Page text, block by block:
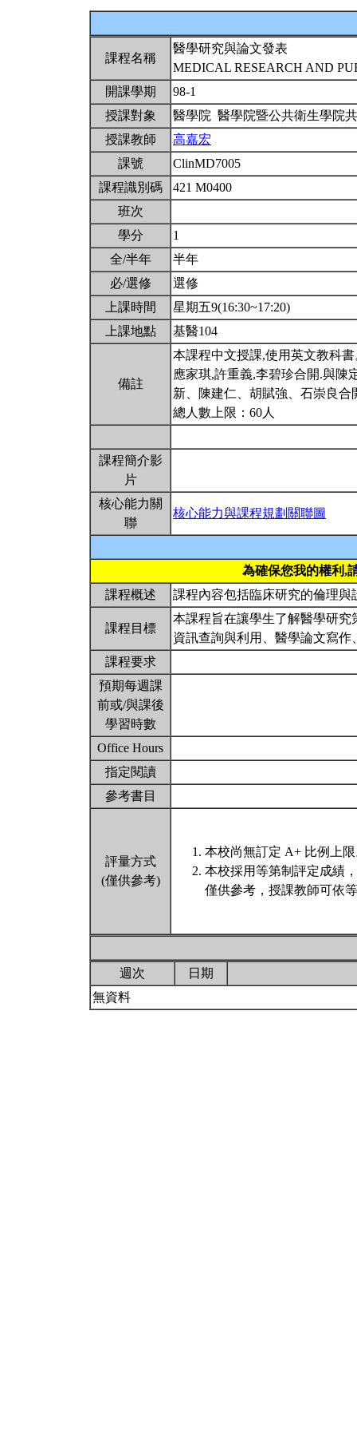
課程名稱
醫學研究與論文發表
MEDICAL RESEARCH AND
開課學期
98-1
授課對象
醫學院 醫學院暨公共衛生學院
授課教師
高嘉宏
課號
ClinMD7005
課程識別碼
421 M0400
班次
學分
1
全/半年
半年
必/選修
選修
上課時間
星期五9(16:30~17:20)
上課地點
基醫104
備註
本課程中文授課,使用英文教科
應家琪,許重義,李碧珍合開.與陳
新、陳建仁、胡賦強、石崇良合
總人數上限：60人
課程簡介影
片
核心能力關
聯
核心能力與課程規劃關聯圖
為確保您我的權利,
課程概述
課程內容包括臨床研究的倫理
課程目標
本課程旨在讓學生了解醫學研
資訊查詢與利用、醫學論文寫
課程要求
預期每週課
前或/與課後
學習時數
Office Hours
指定閱讀
參考書目
評量方式
(僅供參考)
本校尚無訂定 A+ 比例上
本校採用等第制評定成績
僅供參考，授課教師可依
週次
日期
無資料